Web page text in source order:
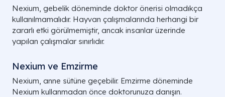
Nexium, gebelik döneminde doktor önerisi olmadıkça
kullanılmamalıdır. Hayvan çalışmalarında herhangi bir
zararlı etki görülmemiştir, ancak insanlar üzerinde
yapılan çalışmalar sınırlıdır.
Nexium ve Emzirme
Nexium, anne sütüne geçebilir. Emzirme döneminde
Nexium kullanmadan önce doktorunuza danışın.